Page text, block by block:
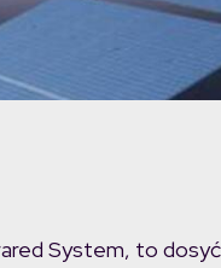
System, to